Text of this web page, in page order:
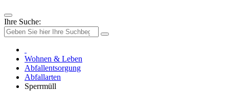
Ihre Suche:
Wohnen & Leben
Abfallentsorgung
Abfallarten
Sperrmüll